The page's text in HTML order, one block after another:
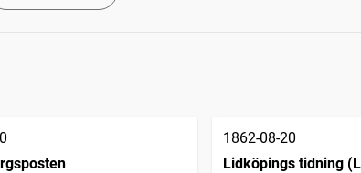
1862-08-20
Lidköpings tidning